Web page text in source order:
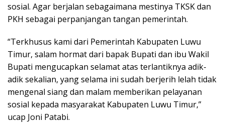
sosial. Agar berjalan sebagaimana mestinya TKSK dan
PKH sebagai perpanjangan tangan pemerintah.
“Terkhusus kami dari Pemerintah Kabupaten Luwu
Timur, salam hormat dari bapak Bupati dan ibu Wakil
Bupati mengucapkan selamat atas terlantiknya adik-
adik sekalian, yang selama ini sudah berjerih lelah tidak
mengenal siang dan malam memberikan pelayanan
sosial kepada masyarakat Kabupaten Luwu Timur,”
ucap Joni Patabi.